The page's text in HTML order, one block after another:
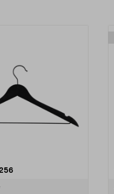
anmeldelser
5 stjerner